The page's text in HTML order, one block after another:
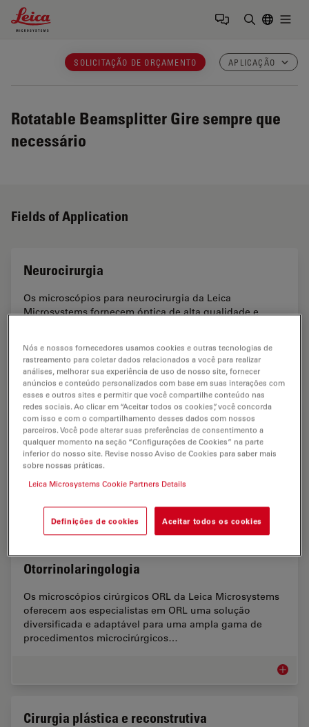
Leica Microsystems Logo
SOLICITAÇÃO DE ORÇAMENTO APLICAÇÃO
Rotatable Beamsplitter Gire sempre que
necessário
Fields of Application
Neurocirurgia
Os microscópios para neurocirurgia da Leica
Microsystems fornecem óptica de alta qualidade e
Oftalmologia
Os microscópios cirúrgicos oftalmológicos Leica
oferecem excelência em ópticas e iluminação,
com alta precisão e melhorando os resultados da…
Otorrinolaringologia
Os microscópios cirúrgicos ORL da Leica Microsystems
oferecem aos especialistas em ORL uma solução
diversificada e adaptável para uma ampla gama de
procedimentos microcirúrgicos…
Cirurgia plástica e reconstrutiva
Nós e nossos fornecedores usamos cookies e outras tecnologias de
rastreamento para coletar dados relacionados a você para realizar
análises, melhorar sua experiência de uso de nosso site, fornecer
anúncios e conteúdo personalizados com base em suas interações com
esses e outros sites e permitir que você compartilhe conteúdo nas
redes sociais. Ao clicar em “Aceitar todos os cookies”, você concorda
com isso e com o compartilhamento desses dados com nossos
parceiros. Você pode alterar suas preferências de consentimento a
qualquer momento na seção “Configurações de Cookies” na parte
inferior do nosso site. Revise nosso Aviso de Cookies para saber mais
sobre nossas práticas.
Leica Microsystems Cookie Partners Details
Definições de cookies Aceitar todos os cookies